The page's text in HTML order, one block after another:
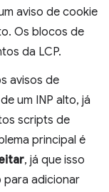
aviso de cookie
Os blocos de
da LCP.
avisos de
um INP alto, já
scripts de
principal é
, já que isso
para adicionar